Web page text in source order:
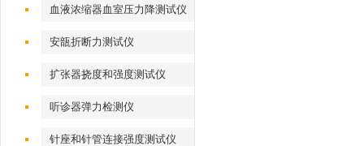
血液浓缩器血室压力降测试仪
安瓿折断力测试仪
扩张器挠度和强度测试仪
听诊器弹力检测仪
针座和针管连接强度测试仪